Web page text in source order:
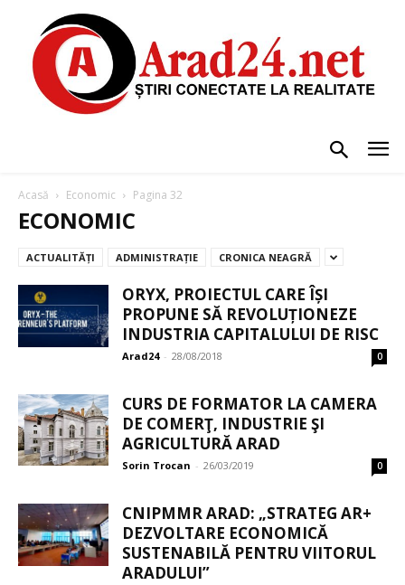
Acasă Economic Pagina 32
ECONOMIC
ACTUALITĂȚI ADMINISTRAȚIE CRONICA NEAGRĂ
ORYX, PROIECTUL CARE ÎȘI
PROPUNE SĂ REVOLUȚIONEZE
INDUSTRIA CAPITALULUI DE RISC
Arad24 - 28/08/2018 0
CURS DE FORMATOR LA CAMERA
DE COMERŢ, INDUSTRIE ŞI
AGRICULTURĂ ARAD
Sorin Trocan - 26/03/2019 0
CNIPMMR ARAD: „STRATEG AR+
DEZVOLTARE ECONOMICĂ
SUSTENABILĂ PENTRU VIITORUL
ARADULUI”